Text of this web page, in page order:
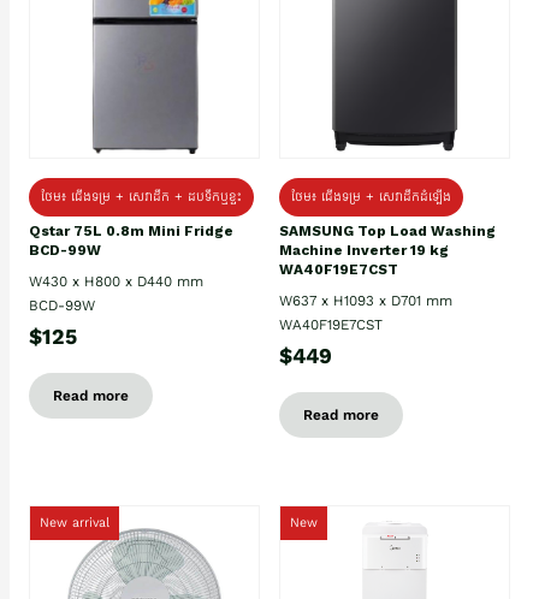
ថែម៖ ជេីងទម្រ + សេវាដឹក + ដបទឹកឬខ្ទះ
Qstar 75L 0.8m Mini Fridge
BCD-99W
W430 x H800 x D440 mm
BCD-99W
$125
Read more
ថែម៖ ជើងទម្រ + សេវាដឹកដំឡើង
SAMSUNG Top Load Washing
Machine Inverter 19 kg
WA40F19E7CST
W637 x H1093 x D701 mm
WA40F19E7CST
$449
Read more
New arrival New